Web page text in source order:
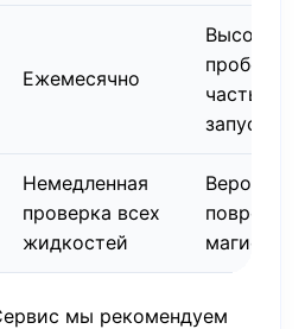
Ежемесячно
Высокий
пробег,
частые
запуски
Немедленная
проверка всех
жидкостей
мы рекомендуем